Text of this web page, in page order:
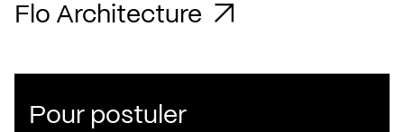
Flo Architecture
Pour postuler